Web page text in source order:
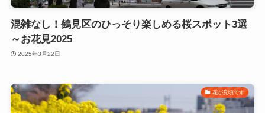
混雑なし！鶴見区のひっそり楽しめる桜スポット3選
～お花見2025
2025年3月22日
花が見頃です